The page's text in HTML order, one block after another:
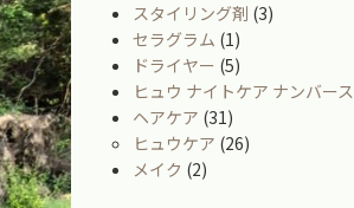
スタイリング剤 (3)
セラグラム (1)
ドライヤー (5)
ヒュウ ナイトケア ナンバー
ヘアケア (31)
ヒュウケア (26)
メイク (2)